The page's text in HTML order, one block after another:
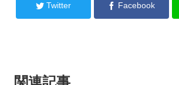
Twitter Facebook
関連記事